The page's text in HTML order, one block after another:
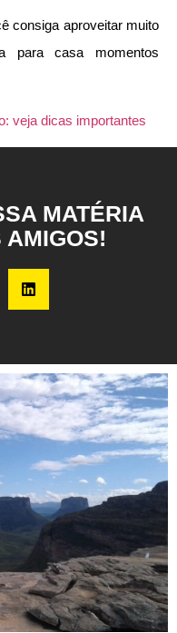
consiga aproveitar muito
para casa momentos
veja dicas importantes
MATÉRIA
AMIGOS!